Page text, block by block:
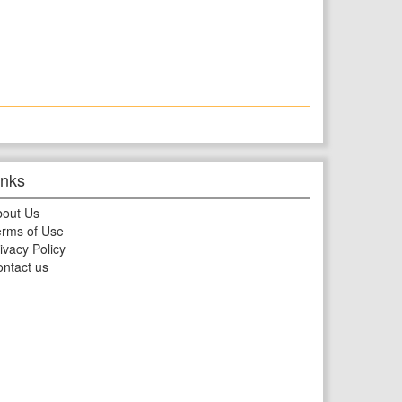
Us
of Use
Policy
us